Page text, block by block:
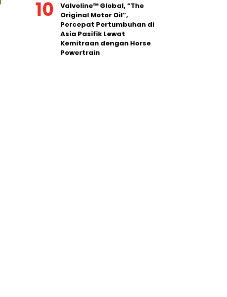
Valvoline™ Global, “The
Original Motor Oil”,
Percepat Pertumbuhan di
Asia Pasifik Lewat
Kemitraan dengan Horse
Powertrain